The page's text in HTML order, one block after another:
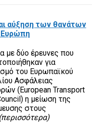
αύξηση των θανάτων
Ευρώπη
με δύο έρευνες που
για
του Ευρωπαϊκού
Ασφάλειας
(European Transport
η μείωση της
στους